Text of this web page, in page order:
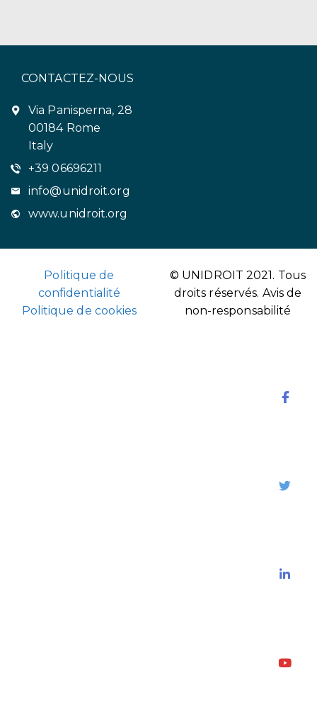
CONTACTEZ-NOUS
Via Panisperna, 28
00184 Rome
Italy
+39 06696211
info@unidroit.org
www.unidroit.org
Politique de
confidentialité
Politique de cookies
© UNIDROIT 2021. Tous
droits réservés. Avis de
non-responsabilité